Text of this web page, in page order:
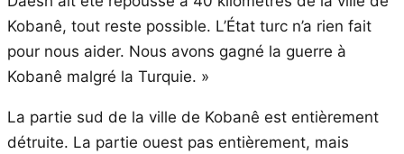
Kobanê, tout reste possible. L’État turc n’a rien fait
pour nous aider. Nous avons gagné la guerre à
Kobanê malgré la Turquie. »
La partie sud de la ville de Kobanê est entièrement
détruite. La partie ouest pas entièrement, mais